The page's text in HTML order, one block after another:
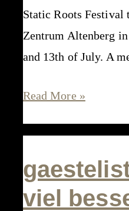
Static Roots Festival
Zentrum Altenberg
and 13th of July. A
we
want
it
Read More »
viel